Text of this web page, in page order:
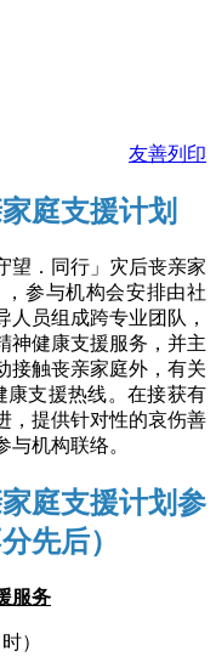
友善列印
庭支援计划
望．同行」灾后丧亲家
参与机构会安排由社
员组成跨专业团队，
神健康支援服务，并主
接触丧亲家庭外，有关
康支援热线。在接获有
，提供针对性的哀伤善
机构联络。
庭支援计划参
先后）
服务
）